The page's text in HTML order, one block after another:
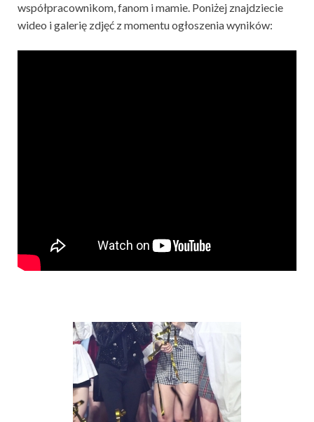
współpracownikom, fanom i mamie. Poniżej znajdziecie
wideo i galerię zdjęć z momentu ogłoszenia wyników: